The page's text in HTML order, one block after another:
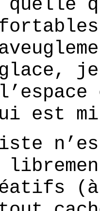
quelle
glace,
est